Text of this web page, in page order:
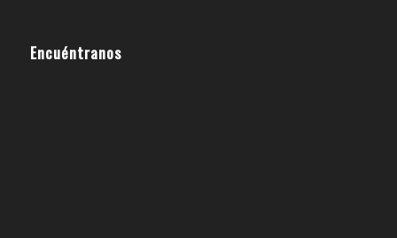
Encuéntranos